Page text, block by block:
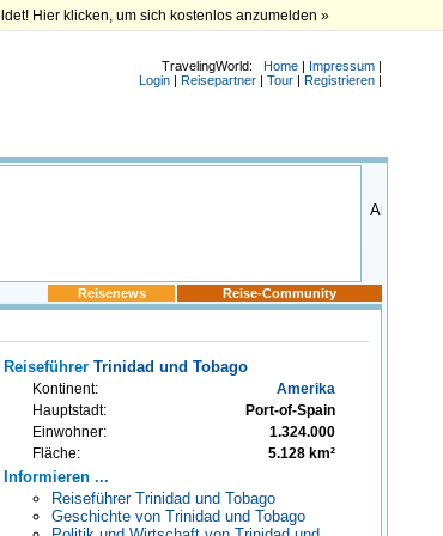
Hier klicken, um sich kostenlos anzumelden »
TravelingWorld: Home | Impressum |
Login | Reisepartner | Tour | Registrieren |
Reisenews Reise-Community
Reiseführer Trinidad und Tobago
Kontinent:
Amerika
Hauptstadt:
Port-of-Spain
Einwohner:
1.324.000
Fläche:
5.128 km²
Informieren ...
Reiseführer Trinidad und Tobago
Geschichte von Trinidad und Tobago